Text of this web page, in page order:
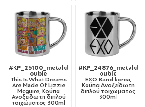
#KP_26100_metald
ouble
This Is What Dreams
Are Made Of Lizzie
Mcguire, Κούπα
Ανοξείδωτη διπλού
τοιχώματος 300ml
#KP_24876_metald
ouble
EXO Band korea,
Κούπα Ανοξείδωτη
διπλού τοιχώματος
300ml